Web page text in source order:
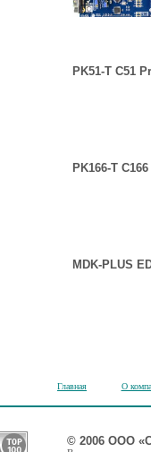
PK51-T C51
PK166-T
MDK-PLUS
Главная О
© 2006 ООО